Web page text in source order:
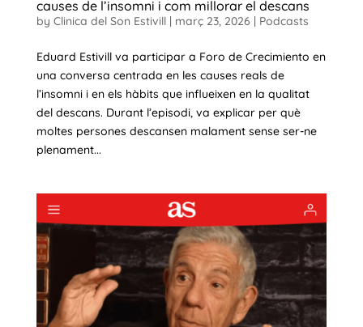
causes de l’insomni i com millorar el descans
by Clinica del Son Estivill| març 23, 2026 | Podcasts
Eduard Estivill va participar a Foro de Crecimiento en
una conversa centrada en les causes reals de
l’insomni i en els hàbits que influeixen en la qualitat
del descans. Durant l’episodi, va explicar per què
moltes persones descansen malament sense ser-ne
plenament...